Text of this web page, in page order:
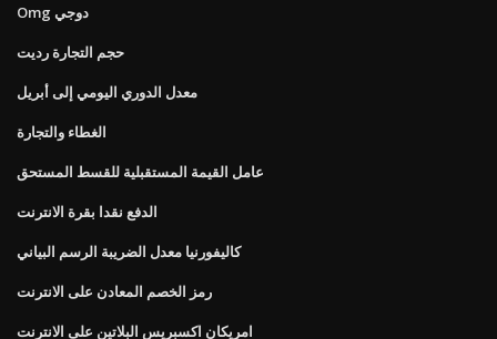
Omg دوجي
حجم التجارة رديت
معدل الدوري اليومي إلى أبريل
الغطاء والتجارة
عامل القيمة المستقبلية للقسط المستحق
الدفع نقدا بقرة الانترنت
كاليفورنيا معدل الضريبة الرسم البياني
رمز الخصم المعادن على الانترنت
امريكان اكسبريس البلاتين على الانترنت